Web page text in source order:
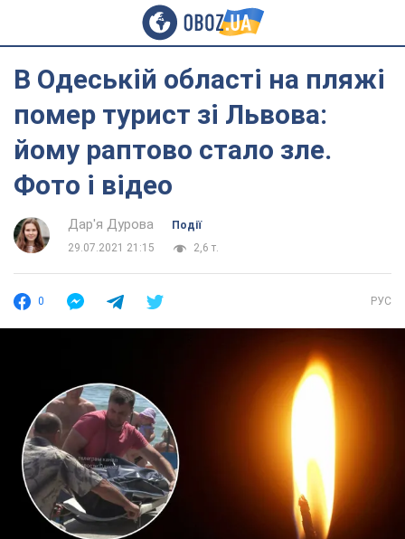
В Одеській області на пляжі
помер турист зі Львова:
йому раптово стало зле.
Фото і відео
Дар'я Дурова
Події
29.07.2021 21:15
2,6 т.
0 РУС